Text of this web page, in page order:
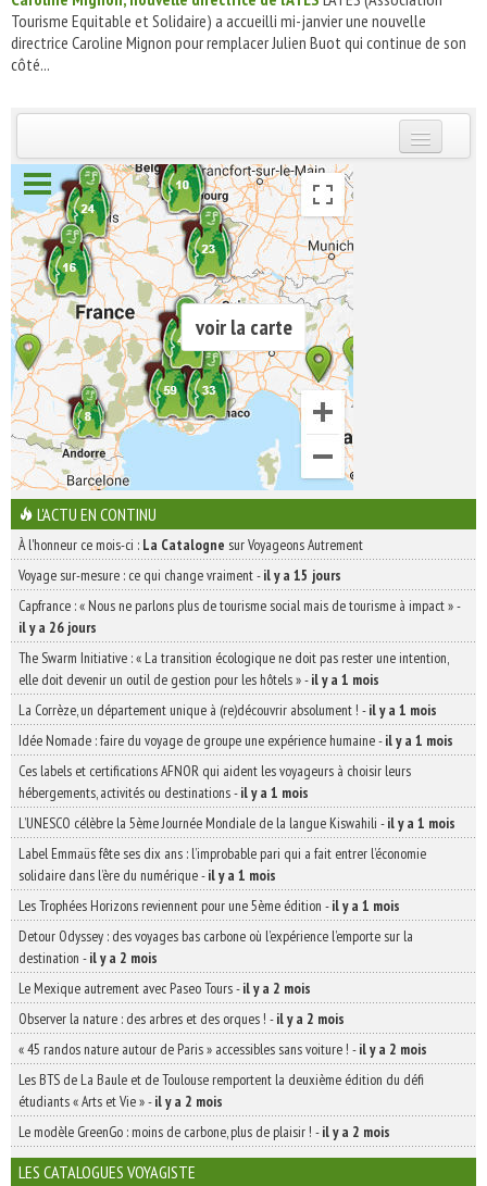
Tourisme Equitable et Solidaire) a accueilli mi-janvier une nouvelle
directrice Caroline Mignon pour remplacer Julien Buot qui continue de son
côté...
INSCRIVEZ-VOUS | ABONNEZ-VOUS
voir la carte
L'ACTU EN CONTINU
À l'honneur ce mois-ci : La Catalogne sur Voyageons Autrement
Voyage sur-mesure : ce qui change vraiment-il y a 15 jours
Capfrance : « Nous ne parlons plus de tourisme social mais de tourisme à impact »-
il y a 26 jours
The Swarm Initiative : « La transition écologique ne doit pas rester une intention,
elle doit devenir un outil de gestion pour les hôtels »-il y a 1 mois
La Corrèze, un département unique à (re)découvrir absolument ! -il y a 1 mois
Idée Nomade : faire du voyage de groupe une expérience humaine-il y a 1 mois
Ces labels et certifications AFNOR qui aident les voyageurs à choisir leurs
hébergements, activités ou destinations-il y a 1 mois
L’UNESCO célèbre la 5ème Journée Mondiale de la langue Kiswahili -il y a 1 mois
Label Emmaüs fête ses dix ans : l’improbable pari qui a fait entrer l’économie
solidaire dans l’ère du numérique-il y a 1 mois
Les Trophées Horizons reviennent pour une 5ème édition -il y a 1 mois
Detour Odyssey : des voyages bas carbone où l’expérience l’emporte sur la
destination -il y a 2 mois
Le Mexique autrement avec Paseo Tours-il y a 2 mois
Observer la nature : des arbres et des orques ! -il y a 2 mois
« 45 randos nature autour de Paris » accessibles sans voiture ! -il y a 2 mois
Les BTS de La Baule et de Toulouse remportent la deuxième édition du défi
étudiants « Arts et Vie »-il y a 2 mois
Le modèle GreenGo : moins de carbone, plus de plaisir ! -il y a 2 mois
LES CATALOGUES VOYAGISTE